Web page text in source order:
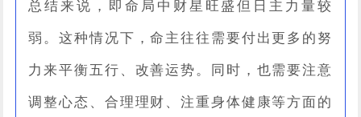
总结来说，即命局中财星旺盛但日主力量较
弱。这种情况下，命主往往需要付出更多的努
力来平衡五行、改善运势。同时，也需要注意
调整心态、合理理财、注重身体健康等方面的